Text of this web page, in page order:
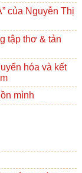
của Nguyễn Thị
tập thơ & tản
hóa và kết
mình